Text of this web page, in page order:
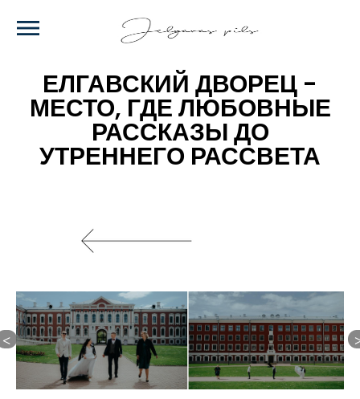
main
ЕЛГАВСКИЙ ДВОРЕЦ -
МЕСТО, ГДЕ ЛЮБОВНЫЕ
РАССКАЗЫ ДО
УТРЕННЕГО РАССВЕТА